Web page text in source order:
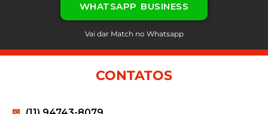
WHATSAPP BUSINESS
Vai dar Match no Whatsapp
CONTATOS